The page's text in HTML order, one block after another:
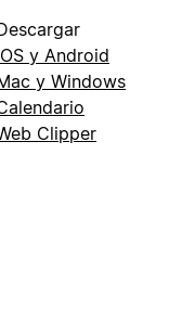
y Android
y Windows
Clipper